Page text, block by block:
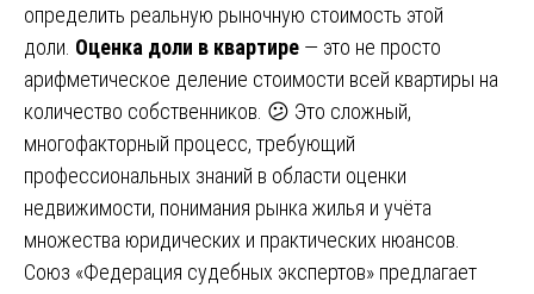
определить реальную рыночную стоимость этой
доли. Оценка доли в квартире — это не просто
арифметическое деление стоимости всей квартиры на
количество собственников. 😕 Это сложный,
многофакторный процесс, требующий
профессиональных знаний в области оценки
недвижимости, понимания рынка жилья и учёта
множества юридических и практических нюансов.
Союз «Федерация судебных экспертов» предлагает